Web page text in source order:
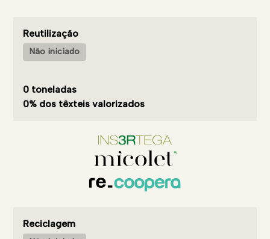
Reutilização
Não iniciado
0 toneladas
0% dos têxteis valorizados
Reciclagem